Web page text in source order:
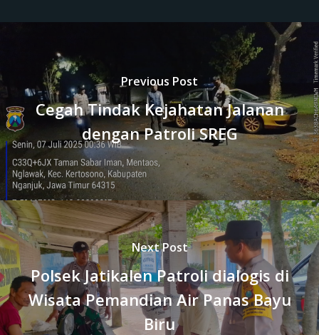
Previous Post
Cegah Tindak Kejahatan Jalanan
dengan Patroli SREG
Next Post
‎Polsek Jatikalen Patroli dialogis di
Wisata Pemandian Air Panas Bayu
Biru